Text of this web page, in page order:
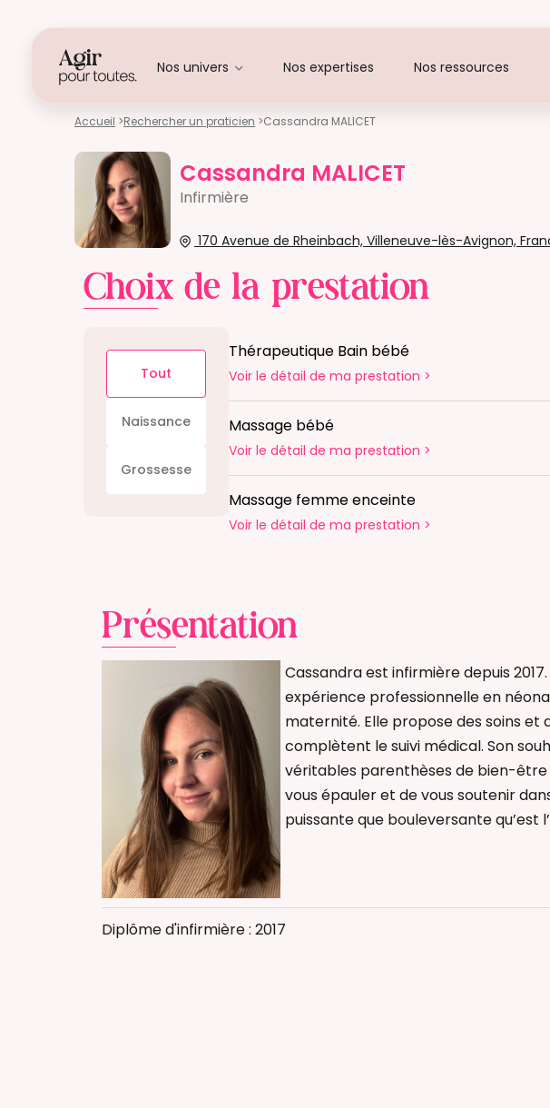
Nos univers Nos expertises Nos ressources
Accueil >Rechercher un praticien >Cassandra MALICET
Cassandra MALICET
Infirmière
170 Avenue de Rheinbach, Villeneuve-lès-Avignon,
Choix de la prestation
Tout
Naissance
Grossesse
Thérapeutique Bain bébé
Voir le détail de ma prestation >
Massage bébé
Voir le détail de ma prestation >
Massage femme enceinte
Voir le détail de ma prestation >
Présentation
Cassandra est infirmière depuis 2017.
expérience professionnelle en
maternité. Elle propose des soins et
complètent le suivi médical. Son
véritables parenthèses de bien-être
vous épauler et de vous soutenir
puissante que bouleversante qu’est
Diplôme d'infirmière : 2017